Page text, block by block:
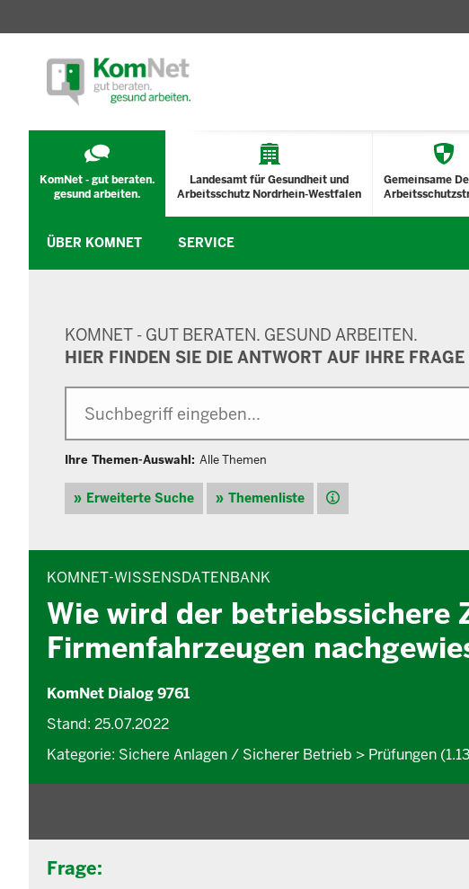
KomNet - gut beraten.
gesund arbeiten.
Landesamt für Gesundheit und
Arbeitsschutz Nordrhein-Westfalen
Gemeinsame
ÜBER KOMNET SERVICE
KOMNET - GUT BERATEN. GESUND ARBEITEN.
HIER FINDEN SIE DIE ANTWORT AUF IHRE
Ihre Themen-Auswahl: Alle Themen
Erweiterte Suche Themenliste Hilfe
KOMNET-WISSENSDATENBANK
Wie wird der betriebssichere
Firmenfahrzeugen
KomNet Dialog 9761
Stand: 25.07.2022
Kategorie: Sichere Anlagen / Sicherer Betrieb > Prüfungen
Frage: